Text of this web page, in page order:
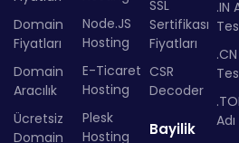
Domain
Fiyatları
Domain
Aracılık
Ücretsiz
Domain
Node.JS
Hosting
E-Ticaret
Hosting
Plesk
Hosting
SSL
Sertifikası
Fiyatları
CSR
Decoder
Bayilik
.IN